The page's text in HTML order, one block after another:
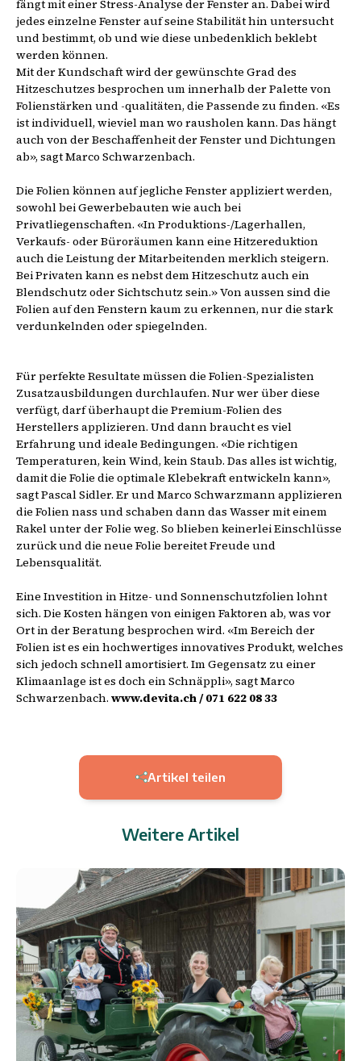
fängt mit einer Stress-Analyse der Fenster an. Dabei wird
jedes einzelne Fenster auf seine Stabilität hin untersucht
und bestimmt, ob und wie diese unbedenklich beklebt
werden können.
Mit der Kundschaft wird der gewünschte Grad des
Hitzeschutzes besprochen um innerhalb der Palette von
Folienstärken und -qualitäten, die Passende zu finden. «Es
ist individuell, wieviel man wo rausholen kann. Das hängt
auch von der Beschaffenheit der Fenster und Dichtungen
ab», sagt Marco Schwarzenbach.
Die Folien können auf jegliche Fenster appliziert werden,
sowohl bei Gewerbebauten wie auch bei
Privatliegenschaften. «In Produktions-/Lagerhallen,
Verkaufs- oder Büroräumen kann eine Hitzereduktion
auch die Leistung der Mitarbeitenden merklich steigern.
Bei Privaten kann es nebst dem Hitzeschutz auch ein
Blendschutz oder Sichtschutz sein.» Von aussen sind die
Folien auf den Fenstern kaum zu erkennen, nur die stark
verdunkelnden oder spiegelnden.
Für perfekte Resultate müssen die Folien-Spezialisten
Zusatzausbildungen durchlaufen. Nur wer über diese
verfügt, darf überhaupt die Premium-Folien des
Herstellers applizieren. Und dann braucht es viel
Erfahrung und ideale Bedingungen. «Die richtigen
Temperaturen, kein Wind, kein Staub. Das alles ist wichtig,
damit die Folie die optimale Klebekraft entwickeln kann»,
sagt Pascal Sidler. Er und Marco Schwarzmann applizieren
die Folien nass und schaben dann das Wasser mit einem
Rakel unter der Folie weg. So blieben keinerlei Einschlüsse
zurück und die neue Folie bereitet Freude und
Lebensqualität.
Eine Investition in Hitze- und Sonnenschutzfolien lohnt
sich. Die Kosten hängen von einigen Faktoren ab, was vor
Ort in der Beratung besprochen wird. «Im Bereich der
Folien ist es ein hochwertiges innovatives Produkt, welches
sich jedoch schnell amortisiert. Im Gegensatz zu einer
Klimaanlage ist es doch ein Schnäppli», sagt Marco
Schwarzenbach. www.devita.ch / 071 622 08 33
Artikel teilen
Weitere Artikel